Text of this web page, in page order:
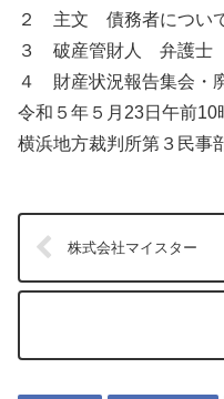
２ 主文 債務者について
３ 破産管財人 弁護
４ 財産状況報告集会・
令和５年５月23日午前10
横浜地方裁判所第３民事
株式会社マイスター